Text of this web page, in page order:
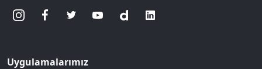
Uygulamalarımız